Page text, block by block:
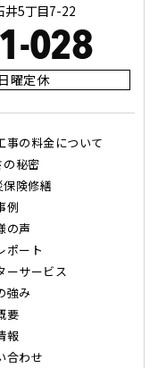
井5丁目7-22
曜定休
事の料金について
の秘密
保険修繕
例
の声
ポート
ーサービス
強み
要
報
合わせ